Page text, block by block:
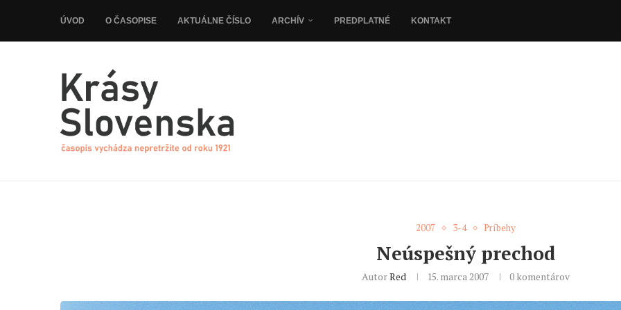
ÚVOD O ČASOPISE AKTUÁLNE ČÍSLO ARCHÍV PREDPLATNÉ KONTAKT
2007 3-4 Príbehy
Neúspešný prechod
AutorRed 15. marca 2007 0 komentárov